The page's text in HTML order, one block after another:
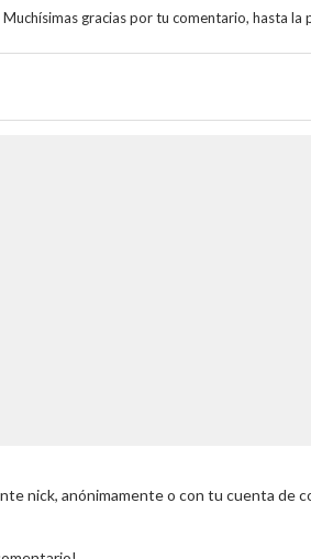
Muchísimas gracias por tu comentario, hasta la
nick, anónimamente o con tu cuenta de